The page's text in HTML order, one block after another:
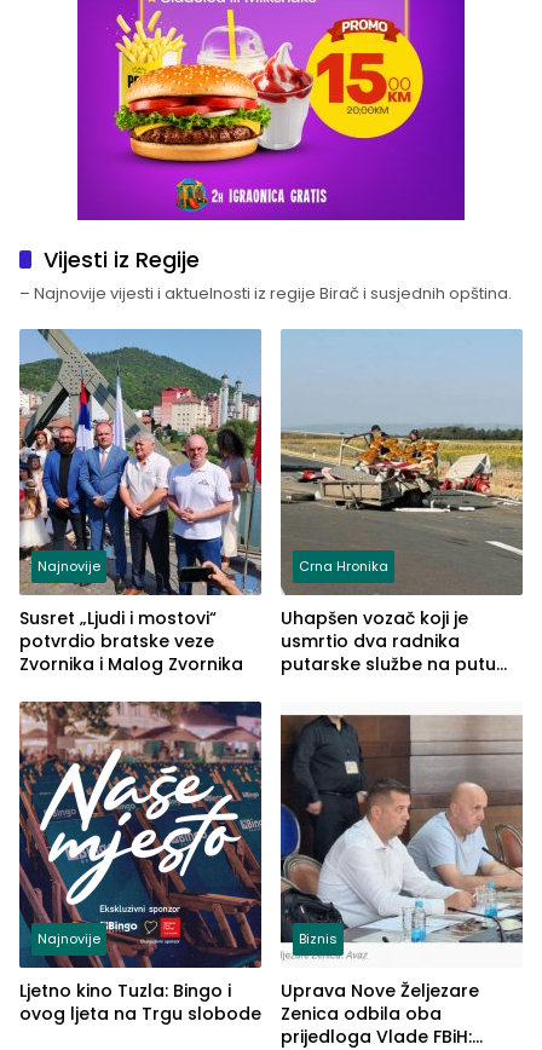
Vijesti iz Regije
– Najnovije vijesti i aktuelnosti iz regije Birač i susjednih opština.
Najnovije
Susret „Ljudi i mostovi“
potvrdio bratske veze
Zvornika i Malog Zvornika
Crna Hronika
Uhapšen vozač koji je
usmrtio dva radnika
putarske službe na putu
(FOTO)
Najnovije
Ljetno kino Tuzla: Bingo i
ovog ljeta na Trgu slobode
Biznis
Uprava Nove Željezare
Zenica odbila oba
prijedloga Vlade FBiH: